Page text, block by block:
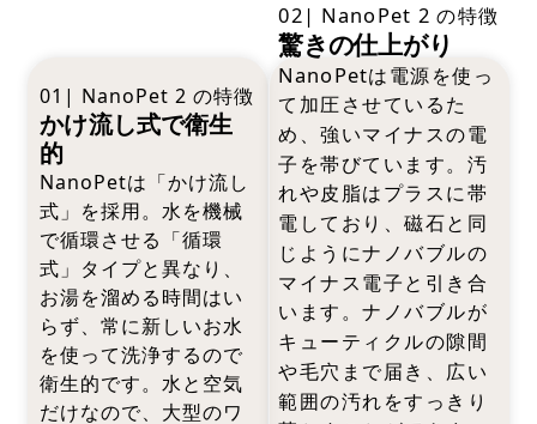
01| NanoPet 2 の特徴
かけ流し式で衛生
的
NanoPetは「かけ流し
式」を採用。水を機械
で循環させる「循環
式」タイプと異なり、
お湯を溜める時間はい
らず、常に新しいお水
を使って洗浄するので
衛生的です。水と空気
だけなので、大型のワ
02| NanoPet 2 の特徴
驚きの仕上がり
NanoPetは電源を使っ
て加圧させているた
め、強いマイナスの電
子を帯びています。汚
れや皮脂はプラスに帯
電しており、磁石と同
じようにナノバブルの
マイナス電子と引き合
います。ナノバブルが
キューティクルの隙間
や毛穴まで届き、広い
範囲の汚れをすっきり